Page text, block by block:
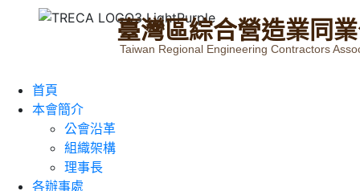
臺灣區綜合營造業同業
Taiwan Regional Engineering Contractors
首頁
本會簡介
公會沿革
組織架構
理事長
各辦事處